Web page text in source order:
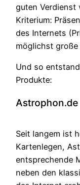
guten Verdienst
Kriterium:
des Internets
möglichst große
Und so
Produkte:
Astrophon.de
Seit langem ist
Kartenlegen,
entsprechende
neben den